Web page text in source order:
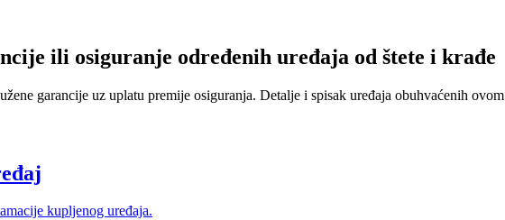
ili osiguranje određenih uređaja od štete i krađe
garancije uz uplatu premije osiguranja. Detalje i spisak uređaja obuhvaćenih
kupljenog uređaja.